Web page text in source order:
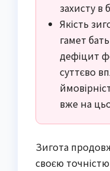
захисту в
Якість
гамет
дефіцит
суттєво
вже на
Зигота
своєю